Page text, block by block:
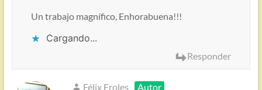
Un trabajo magnífico, Enhorabuena!!!
Cargando...
Responder
Félix Eroles
Autor